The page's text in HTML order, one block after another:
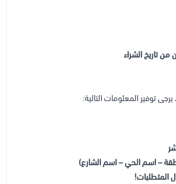
تاريخ الشراء
توفير المعلومات التالية:
– اسم الحي – اسم الشارع)
المتطلبات!